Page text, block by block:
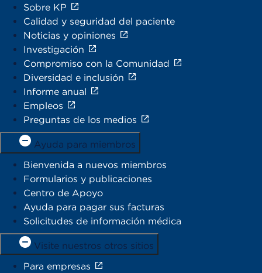
Sobre KP
Calidad y seguridad del paciente
Noticias y opiniones
Investigación
Compromiso con la Comunidad
Diversidad e inclusión
Informe anual
Empleos
Preguntas de los medios
Ayuda para miembros
Bienvenida a nuevos miembros
Formularios y publicaciones
Centro de Apoyo
Ayuda para pagar sus facturas
Solicitudes de información médica
Visite nuestros otros sitios
Para empresas